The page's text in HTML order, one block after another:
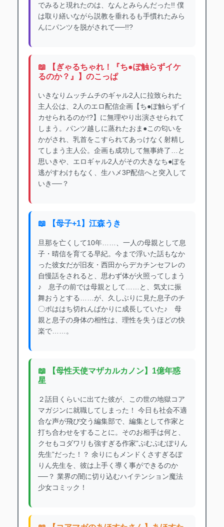
でみると現れたのは、なんとみらんだった!! 僕
は取り繕いながら説教を垂れるも手慣れたみら
んにパンツを脱がされて──!!?
📖 【ぎゃるちゃれ！『ち●ぽ触らずイケ
るのか？』】のこっぱ
いきなりムッチムチのギャル2人に拉致られた
主人公は、2人のエロ配信企画【ち●ぽ触らずイ
カせられるのか!?】に無理やり出演させられて
しまう。パンツ越しに蒸れたおま●この匂いを
かがされ、乳首をこすられてあっけなく射精し
てしまう主人公。企画も成功して無事終了…と
思いきや、エロギャル2人がその大きなち●ぽを
逃がすわけもなく、生ハメ3P配信へと突入して
いき──？
📖 【母子+1】江森うき
旦那を亡くして10年……、一人の母親として息
子・晴信を育てる早紀。今まで浮いた話もなか
った彼女だが旧友・西田からデカチンセフレの
自慢話をされると、思わず体が火照ってしまう
♪ 息子の前では母親として……と、気丈に振
舞おうとする……が、久しぶりに見た息子のチ
〇ポははち切れんばかりに成長していた♪ 母
親と息子の身体の相性は、理性を失うほどの快
楽で……。
📖 【母性天使マザカルカノン】1億年惑
星
２話目くらいに出てた彼が、この世の地獄コア
マガジンに就職してしまった！ 今日も社会不適
合な声が飛び交う編集部で、編集として作家と
打ち合わせをすることに。そのお相手は何と、
クセもコダワリも強すぎる作家”ぷむぷむぽりん
先生”だった！？ 余りにもメンドくさすぎるぽ
りん先生を、彼は上手く導く事ができるのか
──？ 業界の闇に切り込むハイテンション魔法
少女コミック！